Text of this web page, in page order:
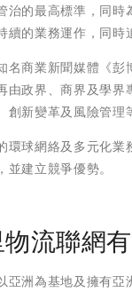
治的最高標準，同
續的業務運作，同時
名商業新聞媒體《
由政界、商界及學
創新變革及風險管理
環球網絡及多元化
建立競爭優勢。
流聯網
亞洲為基地及擁有